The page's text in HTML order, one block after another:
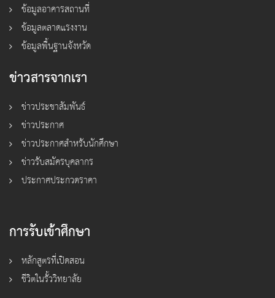
ข้อมูลอาคารสถานที่
ข้อมูลตลาดแรงงาน
ข้อมูลพื้นฐานจังหวัด
ข่าวสารจากเรา
ข่าวประชาสัมพันธ์
ข่าวประกาศ
ข่าวประกาศสำหรับนักศึกษา
ข่าวรับสมัครบุคลากร
ประกาศประกวดราคา
การรับเข้าศึกษา
หลักสูตรที่เปิดสอน
ชีวิตในรั้ววิทยาลัย